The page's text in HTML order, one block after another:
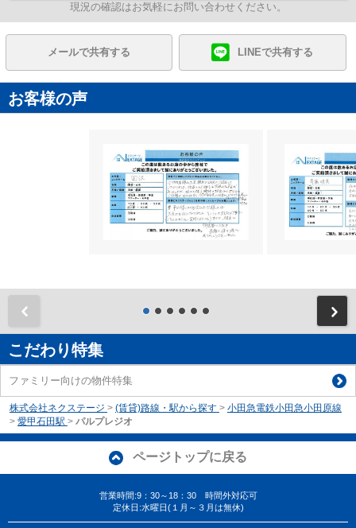
現況の確認はお気軽にお問い合わせください。
メールで共有する LINEで共有する
お客様の声
こだわり特集
ファミリー向けの物件特集
株式会社ネクステージ > (賃貸)路線・駅から探す > 小田急電鉄小田急小田原線
> 愛甲石田駅 > パルプレジオ
ページトップに戻る
営業時間:9：30～18：30 時間外対応可
定休日:水曜日(１月～３月は無休)